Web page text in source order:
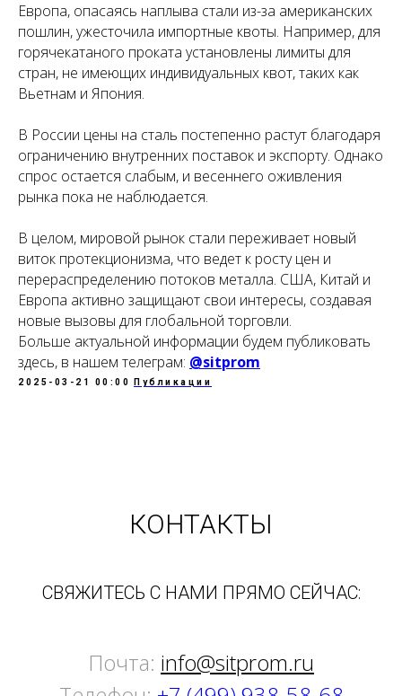
Европа, опасаясь наплыва стали из-за американских
пошлин, ужесточила импортные квоты. Например, для
горячекатаного проката установлены лимиты для
стран, не имеющих индивидуальных квот, таких как
Вьетнам и Япония.
В России цены на сталь постепенно растут благодаря
ограничению внутренних поставок и экспорту. Однако
спрос остается слабым, и весеннего оживления
рынка пока не наблюдается.
В целом, мировой рынок стали переживает новый
виток протекционизма, что ведет к росту цен и
перераспределению потоков металла. США, Китай и
Европа активно защищают свои интересы, создавая
новые вызовы для глобальной торговли.
Больше актуальной информации будем публиковать
здесь, в нашем телеграм: @sitprom
2025-03-21 00:00 Публикации
КОНТАКТЫ
СВЯЖИТЕСЬ С НАМИ ПРЯМО СЕЙЧАС:
Почта: info@sitprom.ru